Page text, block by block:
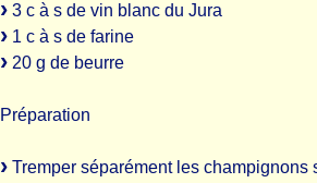
3 c à s de vin blanc du Jura
1 c à s de farine
20 g de beurre
Préparation
Tremper séparément les champignons